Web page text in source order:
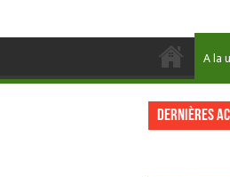
A la
Dernières